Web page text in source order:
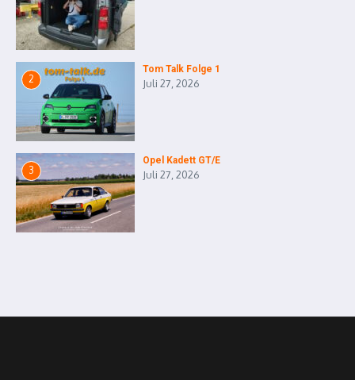
2
Tom Talk Folge 1
Juli 27, 2026
3
Opel Kadett GT/E
Juli 27, 2026